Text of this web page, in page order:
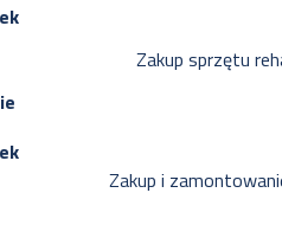
Zakup sprzętu
Zakup i